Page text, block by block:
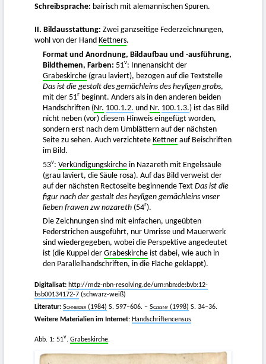
Schreibsprache: bairisch mit alemannischen Spuren.
II. Bildausstattung: Zwei ganzseitige Federzeichnungen,
wohl von der Hand Kettners.
Format und Anordnung, Bildaufbau und -ausführung,
Bildthemen, Farben: 51v: Innenansicht der
Grabeskirche (grau laviert), bezogen auf die Textstelle
Das ist die gestalt des gemächleins des heyligen grabs,
mit der 51r beginnt. Anders als in den anderen beiden
Handschriften ( Nr. 100.1.2. und Nr. 100.1.3.) ist das Bild
nicht neben (vor) diesem Hinweis eingefügt worden,
sondern erst nach dem Umblättern auf der nächsten
Seite zu sehen. Auch verzichtete Kettner auf Beischriften
im Bild.
53v: Verkündigungskirche in Nazareth mit Engelssäule
(grau laviert, die Säule rosa). Auf das Bild verweist der
auf der nächsten Rectoseite beginnende Text Das ist die
figur nach der gestalt des heyligen gemächleins vnser
lieben frawen zw nazareth (54r).
Die Zeichnungen sind mit einfachen, ungeübten
Federstrichen ausgeführt, nur Umrisse und Mauerwerk
sind wiedergegeben, wobei die Perspektive angedeutet
ist (die Kuppel der Grabeskirche ist dabei, wie auch in
den Parallelhandschriften, in die Fläche geklappt).
Digitalisat: http://mdz-nbn-resolving.de/urn:nbn:de:bvb:12-
bsb00134172-7 (schwarz-weiß)
Literatur: Schneider (1984) S. 597–606. – Sczesny (1998) S. 34–36.
Weitere Materialien im Internet: Handschriftencensus
Abb. 1: 51v. Grabeskirche.